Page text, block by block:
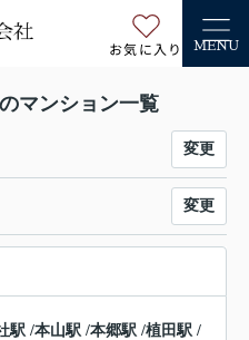
お気に入り MENU
マンション一覧
変更
変更
駅 /本山駅 /本郷駅 /植田駅 /